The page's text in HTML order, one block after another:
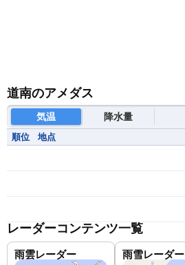
道南のアメダス
気温 降水量
順位 地点
レーダーコンテンツ一覧
雨雲レーダー 雨雪レーダー